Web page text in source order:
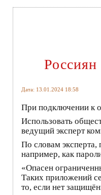
Дата: 13.01.2024 18:58
При подключении к
Использовать
ведущий эксперт
По словам
например, как
«Опасен
Таких приложений
то, если нет